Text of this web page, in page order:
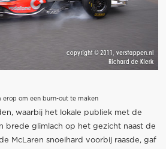
erop om een burn-out te maken
waarbij het lokale publiek met de
brede glimlach op het gezicht naast de
McLaren snoeihard voorbij raasde, gaf